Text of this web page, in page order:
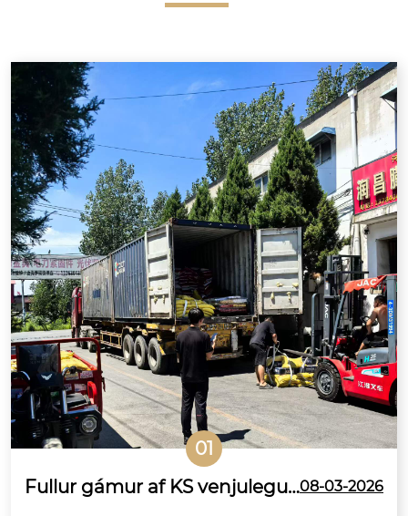
01
Fullur gámur af KS venjulegu
08-03-2026